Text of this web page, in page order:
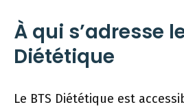
À qui s’adresse
Diététique
Le BTS Diététique est